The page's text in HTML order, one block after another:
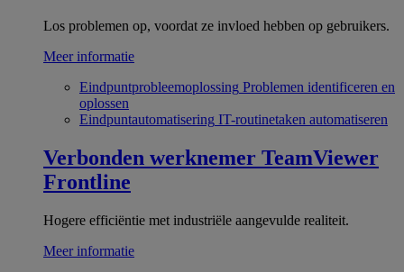
Los problemen op, voordat ze invloed hebben op gebruikers.
Meer informatie
Eindpuntprobleemoplossing Problemen identificeren en
oplossen
Eindpuntautomatisering IT-routinetaken automatiseren
Verbonden werknemer TeamViewer
Frontline
Hogere efficiëntie met industriële aangevulde realiteit.
Meer informatie